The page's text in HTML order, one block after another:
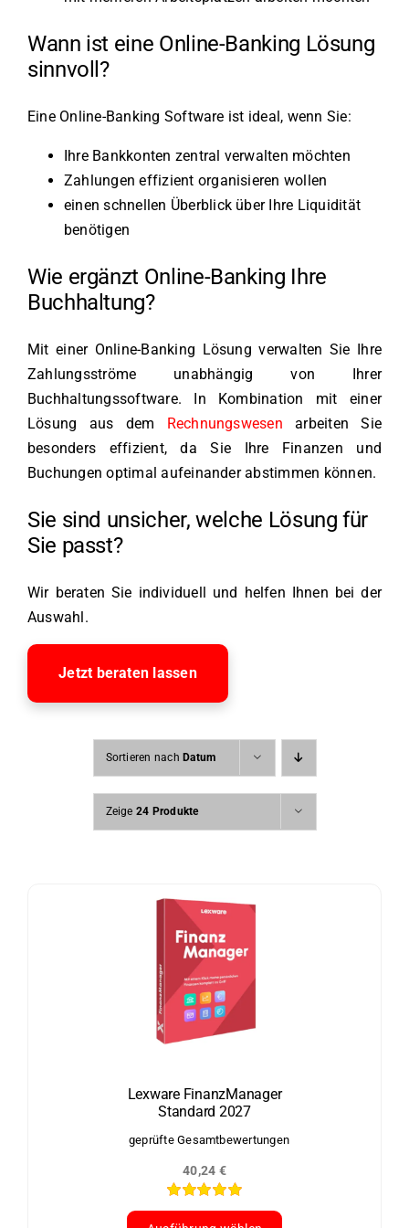
Wann ist eine Online-Banking Lösung
sinnvoll?
Eine Online-Banking Software ist ideal, wenn Sie:
Ihre Bankkonten zentral verwalten möchten
Zahlungen effizient organisieren wollen
einen schnellen Überblick über Ihre Liquidität
benötigen
Wie ergänzt Online-Banking Ihre
Buchhaltung?
Mit einer Online-Banking Lösung verwalten Sie Ihre
Zahlungsströme unabhängig von Ihrer
Buchhaltungssoftware. In Kombination mit einer
Lösung aus dem Rechnungswesen arbeiten Sie
besonders effizient, da Sie Ihre Finanzen und
Buchungen optimal aufeinander abstimmen können.
Sie sind unsicher, welche Lösung für
Sie passt?
Wir beraten Sie individuell und helfen Ihnen bei der
Auswahl.
Jetzt beraten lassen
Sortieren nachDatum
Zeige 24 Produkte
Lexware FinanzManager
Standard 2027
Bewertet
geprüfte Gesamtbewertungen
40,24 €